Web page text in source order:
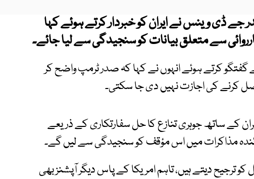
ڈی وینس نے ایران کو خبردار کرتے ہوئے کہا
سے متعلق بیانات کو سنجیدگی سے لیا جائے۔
کرتے ہوئے انہوں نے کہا کہ صدر ٹرمپ واضح کر
کرنے کی اجازت نہیں دی جا سکتی۔
کے ساتھ جوہری تنازع کا حل سفارتکاری کے ذریعے
آئندہ مذاکرات میں اس مؤقف کو سنجیدگی سے لیں گے۔
ترجیح دیتے ہیں، تاہم امریکا کے پاس دیگر آپشنز بھی